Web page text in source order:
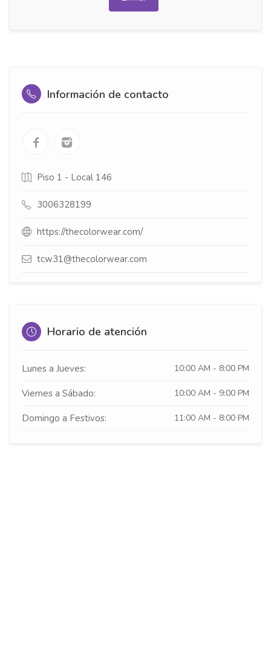
Información de contacto
Piso 1 - Local 146
3006328199
https://thecolorwear.com/
tcw31@thecolorwear.com
Horario de atención
Lunes a Jueves: 10:00 AM - 8:00 PM
Viernes a Sábado: 10:00 AM - 9:00 PM
Domingo a Festivos: 11:00 AM - 8:00 PM